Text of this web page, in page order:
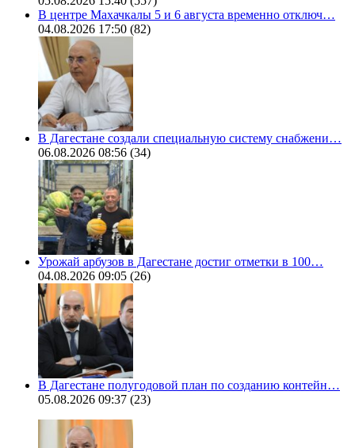
В центре Махачкалы 5 и 6 августа временно отключ…
04.08.2026 17:50 (82)
В Дагестане создали специальную систему снабжени…
06.08.2026 08:56 (34)
Урожай арбузов в Дагестане достиг отметки в 100…
04.08.2026 09:05 (26)
В Дагестане полугодовой план по созданию контейн…
05.08.2026 09:37 (23)